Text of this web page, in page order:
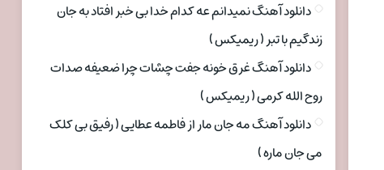
دانلود آهنگ نمیدانم عه کدام خدا بی خبر افتاد به جان
زندگیم با تبر ( ریمیکس )
دانلود آهنگ غرق خونه جفت چشات چرا ضعیفه صدات
روح الله کرمی ( ریمیکس )
دانلود آهنگ مه جان مار از فاطمه عطایی ( رفیق بی کلک
می جان ماره )